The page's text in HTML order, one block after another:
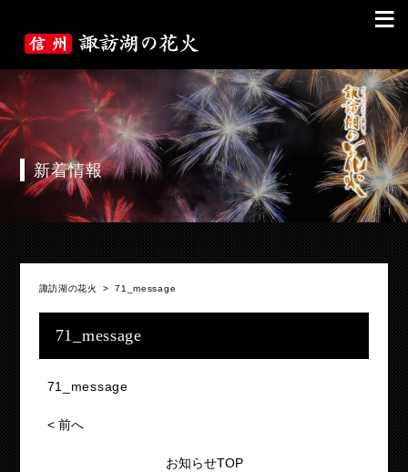
≡
新着情報
諏訪湖の花火 >71_message
71_message
71_message
<前へ
お知らせTOP